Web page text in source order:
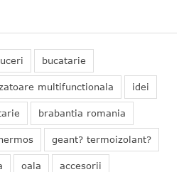
bucatarie
multifunctionala idei
brabantia romania
geant? termoizolant?
oala accesorii